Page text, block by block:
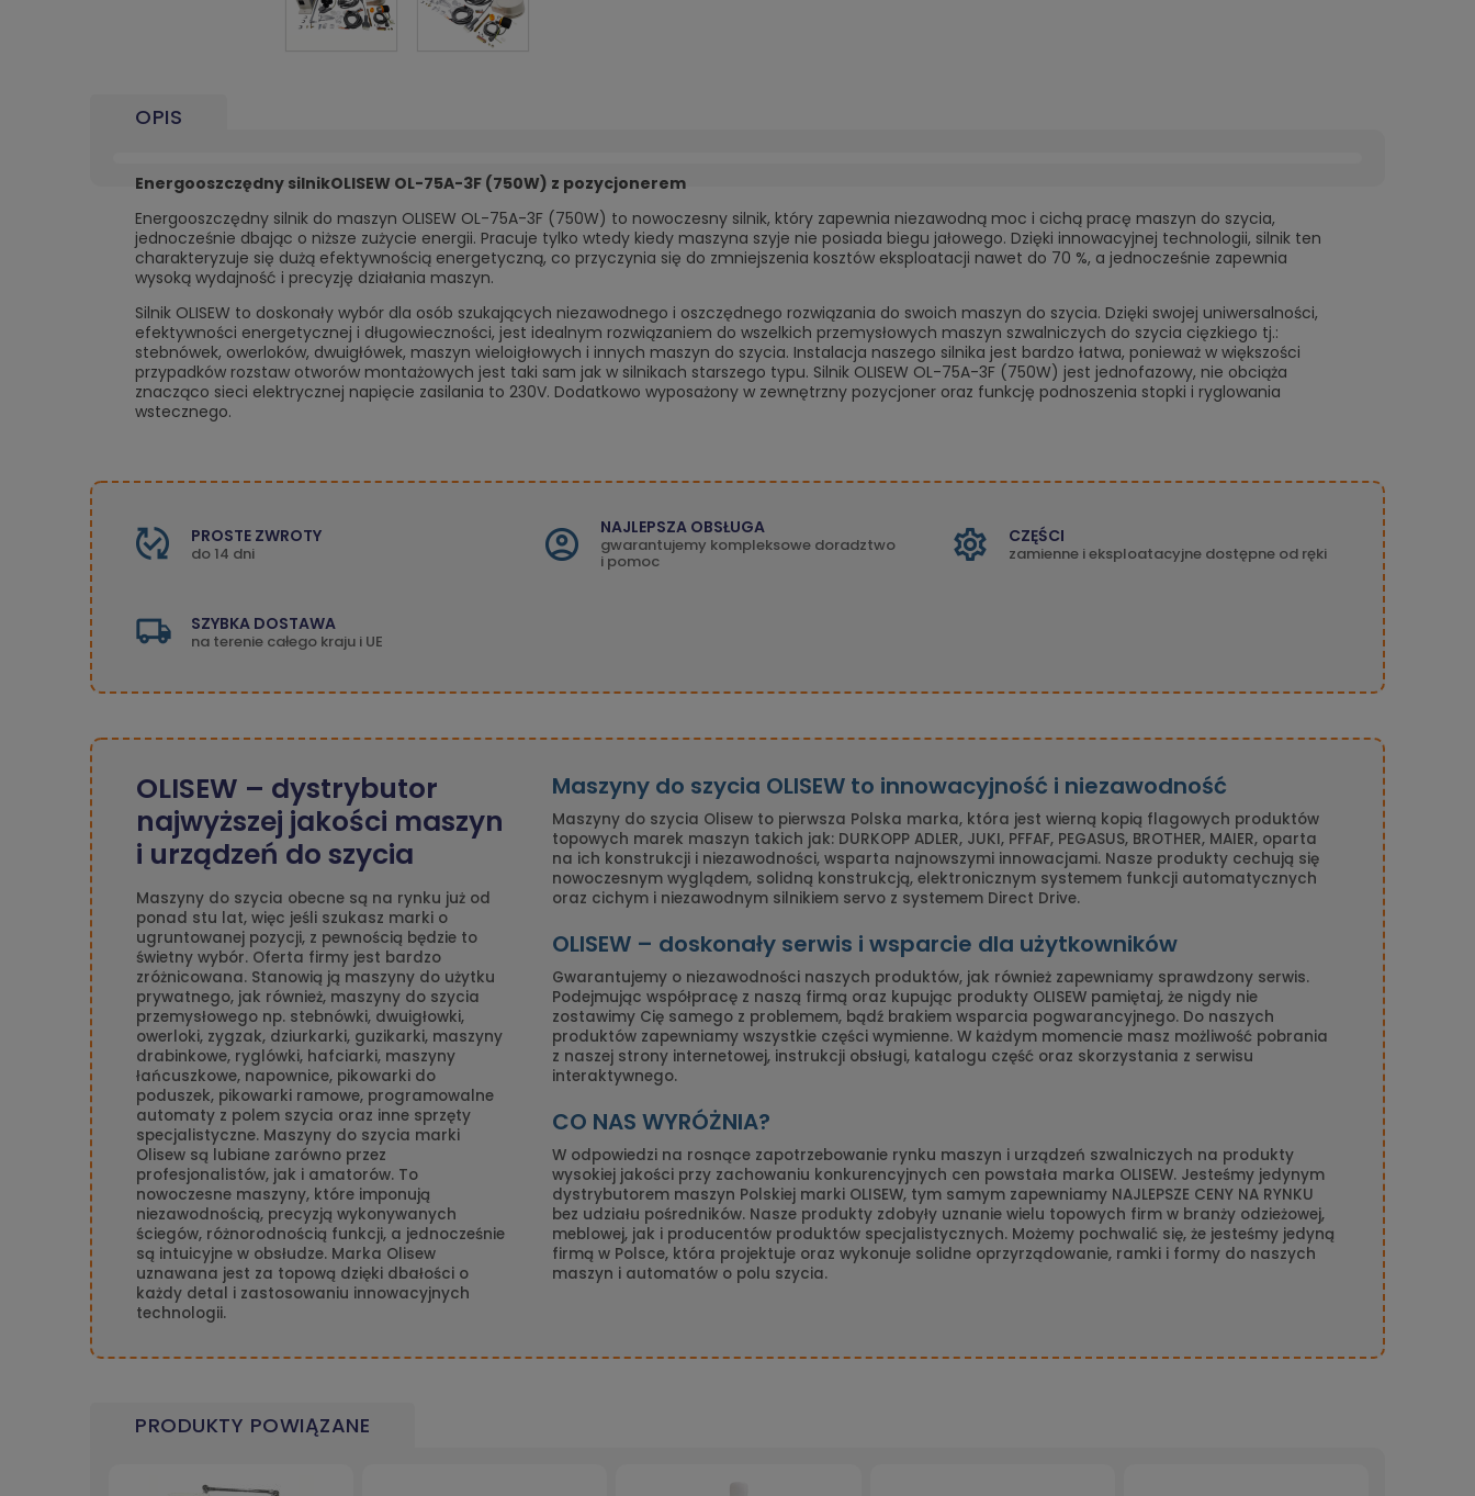
OPIS
Energooszczędny silnikOLISEW OL-75A-3F (750W) z pozycjonerem
Energooszczędny silnik do maszyn OLISEW OL-75A-3F (750W) to nowoczesny silnik, który zapewnia niezawodną moc i cichą pracę maszyn do szycia,
jednocześnie dbając o niższe zużycie energii. Pracuje tylko wtedy kiedy maszyna szyje nie posiada biegu jałowego. Dzięki innowacyjnej technologii, silnik ten
charakteryzuje się dużą efektywnością energetyczną, co przyczynia się do zmniejszenia kosztów eksploatacji nawet do 70 %, a jednocześnie zapewnia
wysoką wydajność i precyzję działania maszyn.
Silnik OLISEW to doskonały wybór dla osób szukających niezawodnego i oszczędnego rozwiązania do swoich maszyn do szycia. Dzięki swojej uniwersalności,
efektywności energetycznej i długowieczności, jest idealnym rozwiązaniem do wszelkich przemysłowych maszyn szwalniczych do szycia cięzkiego tj.:
stebnówek, owerloków, dwuigłówek, maszyn wieloigłowych i innych maszyn do szycia. Instalacja naszego silnika jest bardzo łatwa, ponieważ w większości
przypadków rozstaw otworów montażowych jest taki sam jak w silnikach starszego typu. Silnik OLISEW OL-75A-3F (750W) jest jednofazowy, nie obciąża
znacząco sieci elektrycznej napięcie zasilania to 230V. Dodatkowo wyposażony w zewnętrzny pozycjoner oraz funkcję podnoszenia stopki i ryglowania
wstecznego.
PROSTE ZWROTY
do 14 dni
NAJLEPSZA OBSŁUGA
gwarantujemy kompleksowe doradztwo
i pomoc
CZĘŚCI
zamienne i eksploatacyjne dostępne od ręki
SZYBKA DOSTAWA
na terenie całego kraju i UE
OLISEW – dystrybutor
najwyższej jakości maszyn
i urządzeń do szycia
Maszyny do szycia obecne są na rynku już od
ponad stu lat, więc jeśli szukasz marki o
ugruntowanej pozycji, z pewnością będzie to
świetny wybór. Oferta firmy jest bardzo
zróżnicowana. Stanowią ją maszyny do użytku
prywatnego, jak również, maszyny do szycia
przemysłowego np. stebnówki, dwuigłowki,
owerloki, zygzak, dziurkarki, guzikarki, maszyny
drabinkowe, ryglówki, hafciarki, maszyny
łańcuszkowe, napownice, pikowarki do
poduszek, pikowarki ramowe, programowalne
automaty z polem szycia oraz inne sprzęty
specjalistyczne. Maszyny do szycia marki
Olisew są lubiane zarówno przez
profesjonalistów, jak i amatorów. To
nowoczesne maszyny, które imponują
niezawodnością, precyzją wykonywanych
ściegów, różnorodnością funkcji, a jednocześnie
są intuicyjne w obsłudze. Marka Olisew
uznawana jest za topową dzięki dbałości o
każdy detal i zastosowaniu innowacyjnych
technologii.
Maszyny do szycia OLISEW to innowacyjność i niezawodność
Maszyny do szycia Olisew to pierwsza Polska marka, która jest wierną kopią flagowych produktów
topowych marek maszyn takich jak: DURKOPP ADLER, JUKI, PFFAF, PEGASUS, BROTHER, MAIER, oparta
na ich konstrukcji i niezawodności, wsparta najnowszymi innowacjami. Nasze produkty cechują się
nowoczesnym wyglądem, solidną konstrukcją, elektronicznym systemem funkcji automatycznych
oraz cichym i niezawodnym silnikiem servo z systemem Direct Drive.
OLISEW – doskonały serwis i wsparcie dla użytkowników
Gwarantujemy o niezawodności naszych produktów, jak również zapewniamy sprawdzony serwis.
Podejmując współpracę z naszą firmą oraz kupując produkty OLISEW pamiętaj, że nigdy nie
zostawimy Cię samego z problemem, bądź brakiem wsparcia pogwarancyjnego. Do naszych
produktów zapewniamy wszystkie części wymienne. W każdym momencie masz możliwość pobrania
z naszej strony internetowej, instrukcji obsługi, katalogu część oraz skorzystania z serwisu
interaktywnego.
CO NAS WYRÓŻNIA?
W odpowiedzi na rosnące zapotrzebowanie rynku maszyn i urządzeń szwalniczych na produkty
wysokiej jakości przy zachowaniu konkurencyjnych cen powstała marka OLISEW. Jesteśmy jedynym
dystrybutorem maszyn Polskiej marki OLISEW, tym samym zapewniamy NAJLEPSZE CENY NA RYNKU
bez udziału pośredników. Nasze produkty zdobyły uznanie wielu topowych firm w branży odzieżowej,
meblowej, jak i producentów produktów specjalistycznych. Możemy pochwalić się, że jesteśmy jedyną
firmą w Polsce, która projektuje oraz wykonuje solidne oprzyrządowanie, ramki i formy do naszych
maszyn i automatów o polu szycia.
PRODUKTY POWIĄZANE